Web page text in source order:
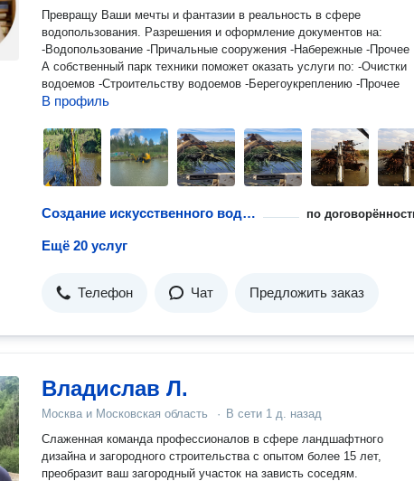
Превращу Ваши мечты и фантазии в реальность в сфере
водопользования. Разрешения и оформление документов на:
-Водопользование -Причальные сооружения -Набережные -Прочее
А собственный парк техники поможет оказать услуги по: -Очистки
водоемов -Строительству водоемов -Берегоукреплению -Прочее
В профиль
Создание искусственного водоема по
Ещё 20 услуг
Телефон Чат Предложить заказ
Владислав Л.
Москва и Московская область · В сети 1 д. назад
Слаженная команда профессионалов в сфере ландшафтного
дизайна и загородного строительства с опытом более 15 лет,
преобразит ваш загородный участок на зависть соседям.